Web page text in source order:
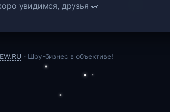
увидимся, друзья 👀
- Шоу-бизнес в объективе!